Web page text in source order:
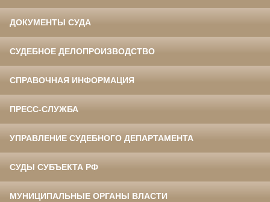
ДОКУМЕНТЫ СУДА
СУДЕБНОЕ ДЕЛОПРОИЗВОДСТВО
СПРАВОЧНАЯ ИНФОРМАЦИЯ
ПРЕСС-СЛУЖБА
УПРАВЛЕНИЕ СУДЕБНОГО ДЕПАРТАМЕНТА
СУДЫ СУБЪЕКТА РФ
МУНИЦИПАЛЬНЫЕ ОРГАНЫ ВЛАСТИ